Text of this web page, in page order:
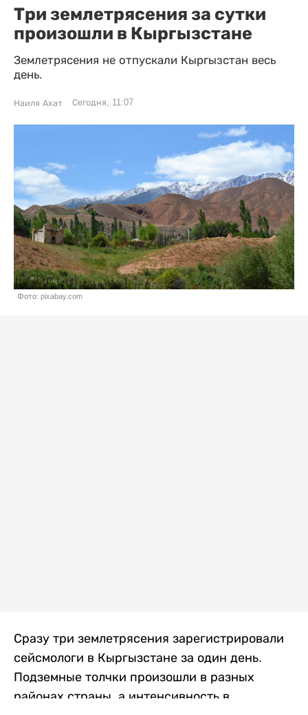
Три землетрясения за сутки
произошли в Кыргызстане
Землетрясения не отпускали Кыргызстан весь
день.
Наиля Ахат Сегодня, 11:07
Фото: pixabay.com
Сразу три землетрясения зарегистрировали
сейсмологи в Кыргызстане за один день.
Подземные толчки произошли в разных
районах страны, а интенсивность в